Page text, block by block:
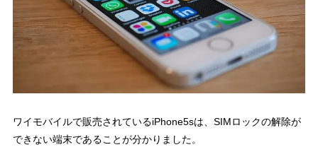
ワイモバイルで販売されているiPhone5sは、SIMロックの解除が
できない端末であることが分かりました。